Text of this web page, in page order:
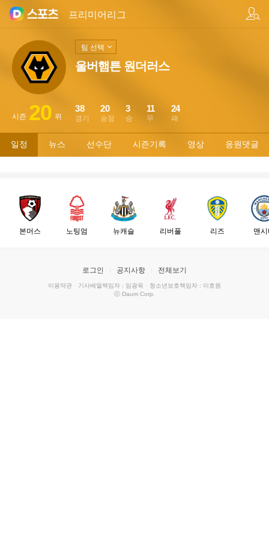
프리미어리그
울버햄튼 원더러스
시즌 20 위 경기
38
승점
20
승
3
무
11
패
24
팀 선택
일정 뉴스 선수단 시즌기록 영상 응원댓글
본머스 노팅엄 뉴캐슬 리버풀 리즈 맨
로그인 공지사항 전체보기
이용약관 · 기사배열책임자 : 임광욱 · 청소년보호책임자 : 이호원
ⓒ Daum Corp.